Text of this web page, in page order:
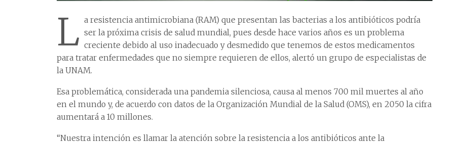
L a resistencia antimicrobiana (RAM) que presentan las bacterias a los antibióticos podría
ser la próxima crisis de salud mundial, pues desde hace varios años es un problema
creciente debido al uso inadecuado y desmedido que tenemos de estos medicamentos
para tratar enfermedades que no siempre requieren de ellos, alertó un grupo de especialistas de
la UNAM.
Esa problemática, considerada una pandemia silenciosa, causa al menos 700 mil muertes al año
en el mundo y, de acuerdo con datos de la Organización Mundial de la Salud (OMS), en 2050 la cifra
aumentará a 10 millones.
“Nuestra intención es llamar la atención sobre la resistencia a los antibióticos ante la